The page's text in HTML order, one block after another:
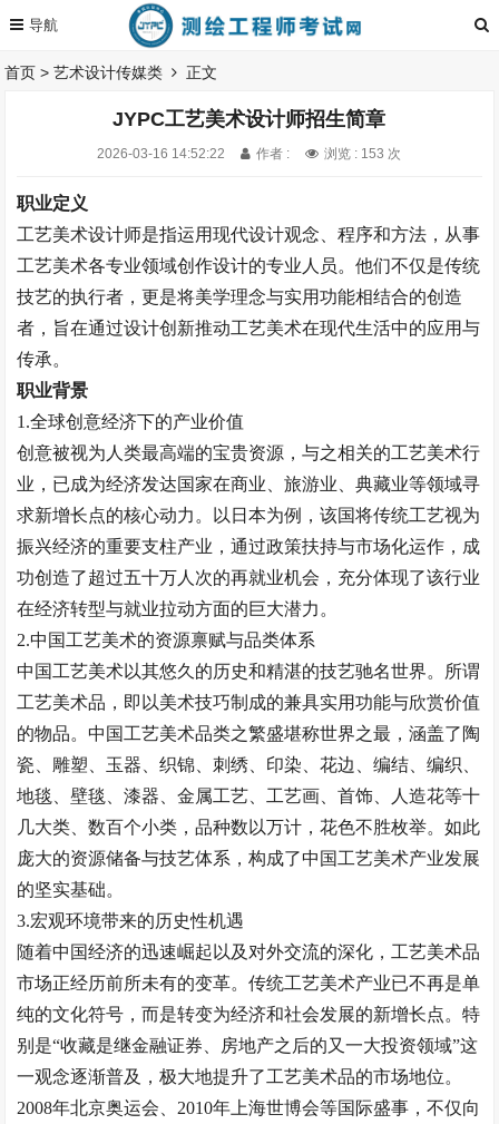
首页 >艺术设计传媒类 正文
JYPC工艺美术设计师招生简章
2026-03-16 14:52:22 作者 : 浏览 : 153 次
职业定义
工艺美术设计师是指运用现代设计观念、程序和方法，从事
工艺美术各专业领域创作设计的专业人员。他们不仅是传统
技艺的执行者，更是将美学理念与实用功能相结合的创造
者，旨在通过设计创新推动工艺美术在现代生活中的应用与
传承。
职业背景
1.全球创意经济下的产业价值
创意被视为人类最高端的宝贵资源，与之相关的工艺美术行
业，已成为经济发达国家在商业、旅游业、典藏业等领域寻
求新增长点的核心动力。以日本为例，该国将传统工艺视为
振兴经济的重要支柱产业，通过政策扶持与市场化运作，成
功创造了超过五十万人次的再就业机会，充分体现了该行业
在经济转型与就业拉动方面的巨大潜力。
2.中国工艺美术的资源禀赋与品类体系
中国工艺美术以其悠久的历史和精湛的技艺驰名世界。所谓
工艺美术品，即以美术技巧制成的兼具实用功能与欣赏价值
的物品。中国工艺美术品类之繁盛堪称世界之最，涵盖了陶
瓷、雕塑、玉器、织锦、刺绣、印染、花边、编结、编织、
地毯、壁毯、漆器、金属工艺、工艺画、首饰、人造花等十
几大类、数百个小类，品种数以万计，花色不胜枚举。如此
庞大的资源储备与技艺体系，构成了中国工艺美术产业发展
的坚实基础。
3.宏观环境带来的历史性机遇
随着中国经济的迅速崛起以及对外交流的深化，工艺美术品
市场正经历前所未有的变革。传统工艺美术产业已不再是单
纯的文化符号，而是转变为经济和社会发展的新增长点。特
别是“收藏是继金融证券、房地产之后的又一大投资领域”这
一观念逐渐普及，极大地提升了工艺美术品的市场地位。
2008年北京奥运会、2010年上海世博会等国际盛事，不仅向